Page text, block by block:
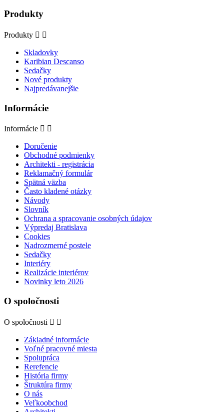
Produkty
Produkty  
Skladovky
Karibian Descanso
Sedačky
Nové produkty
Najpredávanejšie
Informácie
Informácie  
Doručenie
Obchodné podmienky
Architekti - registrácia
Reklamačný formulár
Spätná väzba
Často kladené otázky
Návody
Slovník
Ochrana a spracovanie osobných údajov
Výpredaj Bratislava
Cookies
Nadrozmerné postele
Sedačky
Interiéry
Realizácie interiérov
Novinky leto 2026
O spoločnosti
O spoločnosti  
Základné informácie
Voľné pracovné miesta
Spolupráca
Rerefencie
História firmy
Štruktúra firmy
O nás
Veľkoobchod